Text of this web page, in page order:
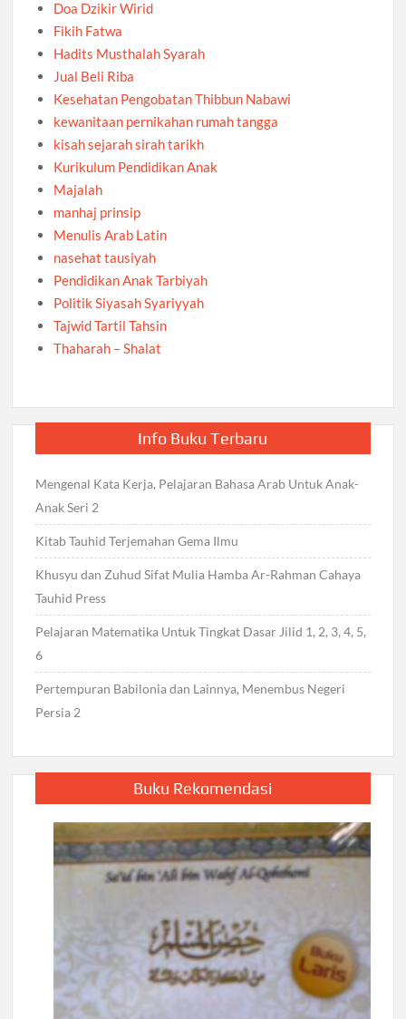
Doa Dzikir Wirid
Fikih Fatwa
Hadits Musthalah Syarah
Jual Beli Riba
Kesehatan Pengobatan Thibbun Nabawi
kewanitaan pernikahan rumah tangga
kisah sejarah sirah tarikh
Kurikulum Pendidikan Anak
Majalah
manhaj prinsip
Menulis Arab Latin
nasehat tausiyah
Pendidikan Anak Tarbiyah
Politik Siyasah Syariyyah
Tajwid Tartil Tahsin
Thaharah – Shalat
Info Buku Terbaru
Mengenal Kata Kerja, Pelajaran Bahasa Arab Untuk Anak-
Anak Seri 2
Kitab Tauhid Terjemahan Gema Ilmu
Khusyu dan Zuhud Sifat Mulia Hamba Ar-Rahman Cahaya
Tauhid Press
Pelajaran Matematika Untuk Tingkat Dasar Jilid 1, 2, 3, 4, 5,
6
Pertempuran Babilonia dan Lainnya, Menembus Negeri
Persia 2
Buku Rekomendasi